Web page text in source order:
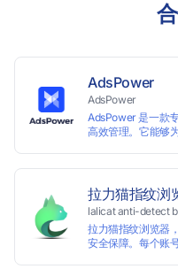
AdsPower
AdsPower
AdsPower 是一款
高效管理。它能够
拉力猫指纹浏
lalicat anti-detect
拉力猫指纹浏览器
安全保障。每个账